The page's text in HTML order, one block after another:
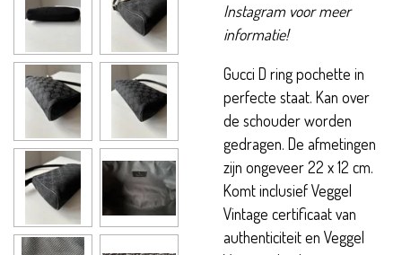
Instagram voor meer
informatie!
Gucci D ring pochette in
perfecte staat. Kan over
de schouder worden
gedragen. De afmetingen
zijn ongeveer 22 x 12 cm.
Komt inclusief Veggel
Vintage certificaat van
authenticiteit en Veggel